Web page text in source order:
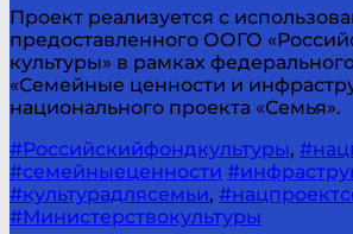
Проект реализуется с
предоставленного ООГО
культуры» в рамках
«Семейные ценности и
национального проекта «Семья».
#Российскийфондкультуры,
#семейныеценности
#культурадлясемьи,
#Министерствокультуры